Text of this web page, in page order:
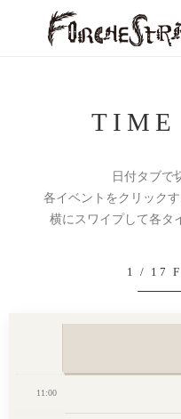
日付タブで
各イベントをクリック
横にスワイプして各タ
1 / 17
11:00